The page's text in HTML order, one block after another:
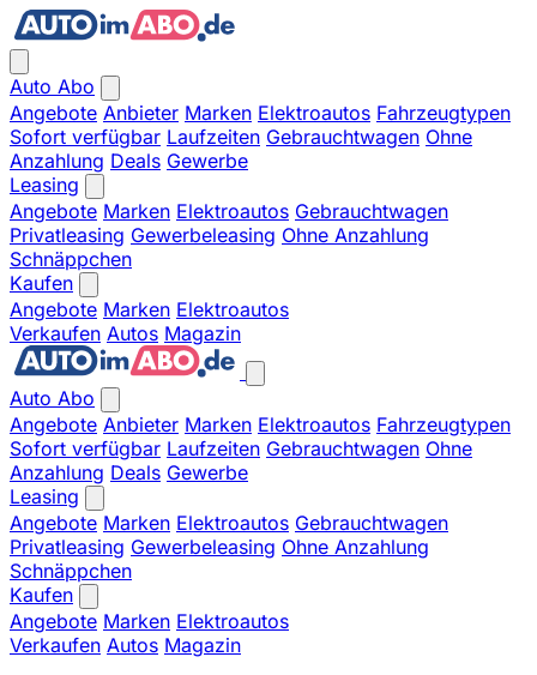
Auto Abo
Angebote Anbieter Marken Elektroautos Fahrzeugtypen
Sofort verfügbar Laufzeiten Gebrauchtwagen Ohne
Anzahlung Deals Gewerbe
Leasing
Angebote Marken Elektroautos Gebrauchtwagen
Privatleasing Gewerbeleasing Ohne Anzahlung
Schnäppchen
Kaufen
Angebote Marken Elektroautos
Verkaufen Autos Magazin
Auto Abo
Angebote Anbieter Marken Elektroautos Fahrzeugtypen
Sofort verfügbar Laufzeiten Gebrauchtwagen Ohne
Anzahlung Deals Gewerbe
Leasing
Angebote Marken Elektroautos Gebrauchtwagen
Privatleasing Gewerbeleasing Ohne Anzahlung
Schnäppchen
Kaufen
Angebote Marken Elektroautos
Verkaufen Autos Magazin